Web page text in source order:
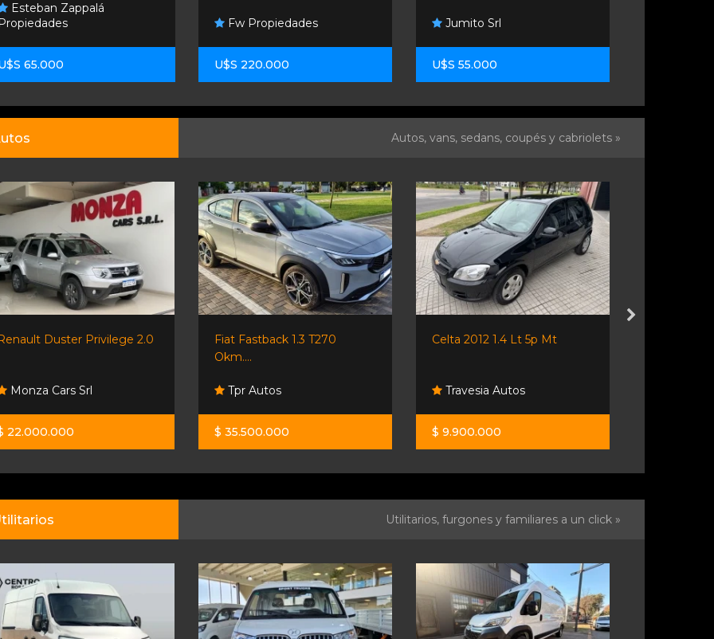
Esteban Zappalá
Propiedades
65.000
Fw Propiedades
U$S 220.000
Jumito Srl
U$S 55.000
Autos, vans, sedans, coupés y cabriolets »
Duster Privilege 2.0
Monza Cars Srl
22.000.000
Fiat Fastback 1.3 T270
Okm....
Tpr Autos
$ 35.500.000
Celta 2012 1.4 Lt 5p Mt
Travesia Autos
$ 9.900.000
Utilitarios, furgones y familiares a un click »